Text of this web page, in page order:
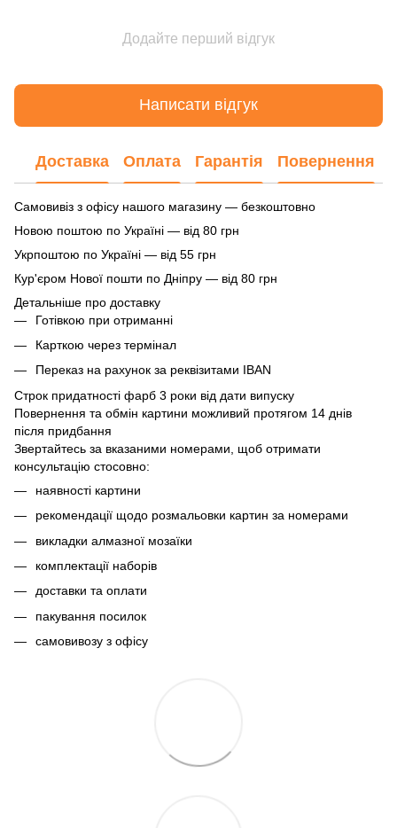
Додайте перший відгук
Написати відгук
Доставка Оплата Гарантія Повернення
Самовивіз з офісу нашого магазину — безкоштовно
Новою поштою по Україні — від 80 грн
Укрпоштою по Україні — від 55 грн
Кур'єром Нової пошти по Дніпру — від 80 грн
Детальніше про доставку
Готівкою при отриманні
Карткою через термінал
Переказ на рахунок за реквізитами IBAN
Строк придатності фарб 3 роки від дати випуску
Повернення та обмін картини можливий протягом 14 днів
після придбання
Звертайтесь за вказаними номерами, щоб отримати
консультацію стосовно:
наявності картини
рекомендації щодо розмальовки картин за номерами
викладки алмазної мозаїки
комплектації наборів
доставки та оплати
пакування посилок
самовивозу з офісу